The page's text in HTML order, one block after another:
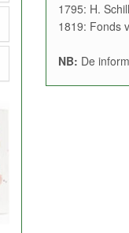
1795: H.
1819: Fonds
NB: De